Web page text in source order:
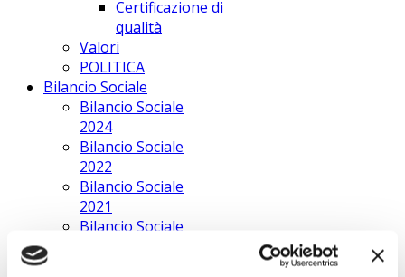
Certificazione di
qualità
Valori
POLITICA
Bilancio Sociale
Bilancio Sociale
2024
Bilancio Sociale
2022
Bilancio Sociale
2021
Bilancio Sociale
PROPOSTE